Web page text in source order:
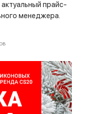
прайс-
менеджера.